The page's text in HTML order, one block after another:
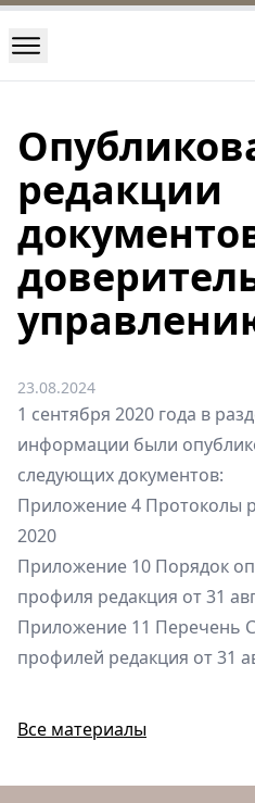
редакции
23.08.2024
1 сентября 2020 года в
информации были
следующих документов:
Приложение 4 Протоколы
2020
Приложение 10 Порядок
профиля редакция от 31
Приложение 11 Перечень
профилей редакция от 31
Все материалы